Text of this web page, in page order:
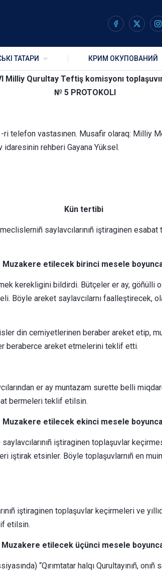
ТАТАРИ КРИМ ОКУПОВАНИЙ
Milliy Qurultay Teftiş komisyonı
№ 5 PROTOKOLI
telefon vastasınen. Musafir olaraq:
idaresinin rehberi Gayana Yüksel.
Kün tertibi
saylavcılarınıñ iştiraginen
Muzakere etilecek birinci mesele
kerekligini bildirdi. Bütçeler er ay, göñülli
Böyle areket saylavcılarnı faalleştirecek,
din cemiyetlerinen beraber areket etip,
beraberce areket etmelerini teklif etti.
er ay muntazam surette belli
bermeleri teklif etilsin.
Muzakere etilecek ekinci mesele
iştiraginen toplaşuvlar
etsinler. Böyle toplaşuvlarnıñ en
iştiraginen toplaşuvlar keçirmeleri ve
etilsin.
Muzakere etilecek üçünci mesele
“Qırımtatar halqı Qurultayınıñ,